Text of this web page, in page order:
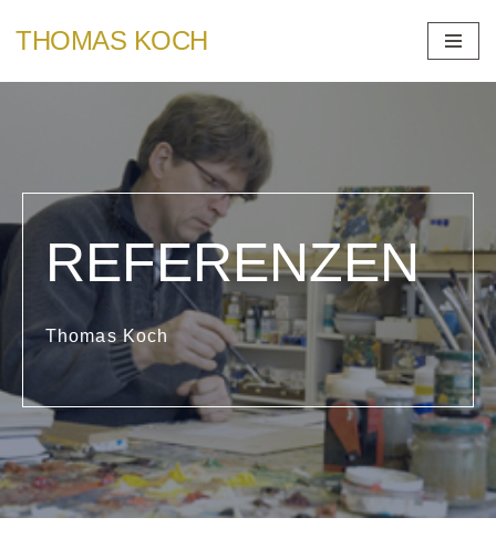
Inhalt
THOMAS KOCH
REFERENZEN
Thomas Koch